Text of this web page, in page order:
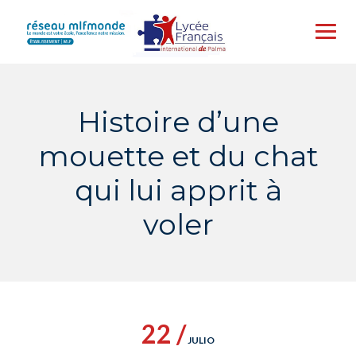
content
Histoire d’une
mouette et du chat
qui lui apprit à
voler
22 /JULIO